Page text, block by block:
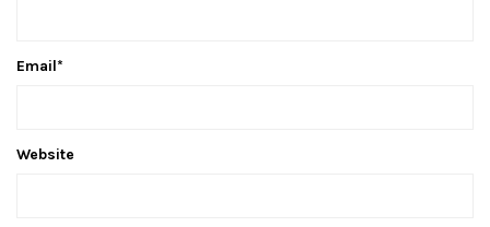
Email*
Website